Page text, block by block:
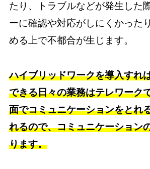
たり、トラブルなどが発生した
ーに確認や対応がしにくかった
める上で不都合が生じます。
ハイブリッドワークを導入すれ
できる日々の業務はテレワーク
面でコミュニケーションをとれ
れるので、コミュニケーション
ります。